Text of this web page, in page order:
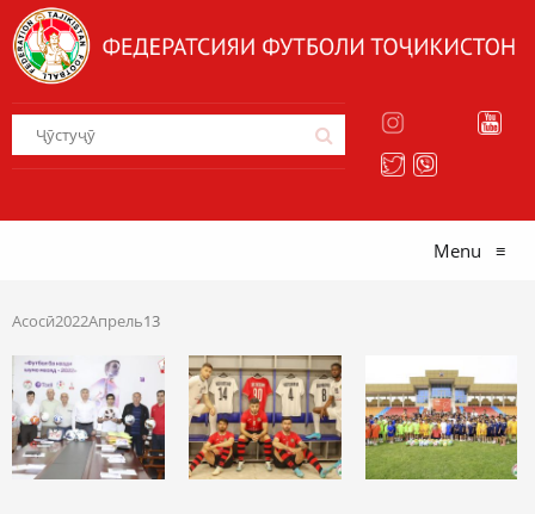
Menu ≡
Асосӣ2022Апрель13